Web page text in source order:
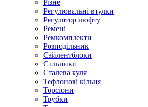
Різне
Регулювальні втулки
Регулятор люфту
Ремені
Ремкомплекти
Розподільник
Сайлентблоки
Сальники
Сталева куля
Тефлонові кільця
Торсіони
Трубки